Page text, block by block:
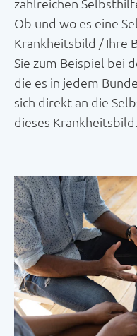
Ob und wo es eine
Krankheitsbild / Ihre
Sie zum Beispiel bei
die es in jedem
sich direkt an die
dieses Krankheitsbild.